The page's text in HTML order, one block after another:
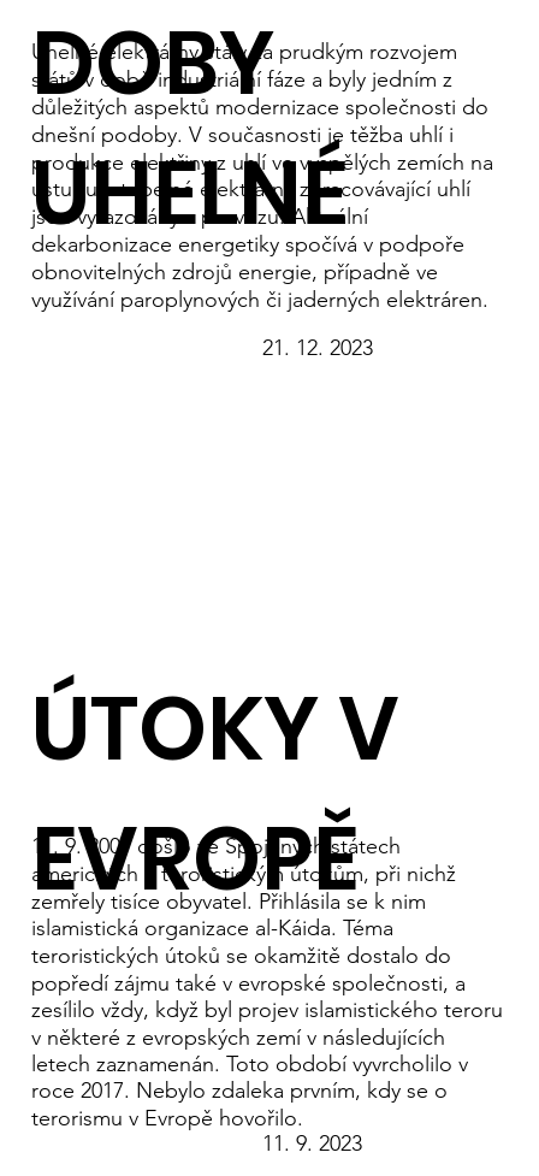
Uhelné elektrárny stály za prudkým rozvojem
států v době industriální fáze a byly jedním z
důležitých aspektů modernizace společnosti do
dnešní podoby. V současnosti je těžba uhlí i
produkce elektřiny z uhlí ve vyspělých zemích na
ústupu a tepelné elektrárny zpracovávající uhlí
jsou vyřazovány z provozu. Aktuální
dekarbonizace energetiky spočívá v podpoře
obnovitelných zdrojů energie, případně ve
využívání paroplynových či jaderných elektráren.
DOBY
UHELNÉ
21. 12. 2023
11. 9. 2001 došlo ve Spojených státech
amerických k teroristickým útokům, při nichž
zemřely tisíce obyvatel. Přihlásila se k nim
islamistická organizace al-Káida. Téma
teroristických útoků se okamžitě dostalo do
popředí zájmu také v evropské společnosti, a
zesílilo vždy, když byl projev islamistického teroru
v některé z evropských zemí v následujících
letech zaznamenán. Toto období vyvrcholilo v
roce 2017. Nebylo zdaleka prvním, kdy se o
terorismu v Evropě hovořilo.
ÚTOKY V
EVROPĚ
11. 9. 2023